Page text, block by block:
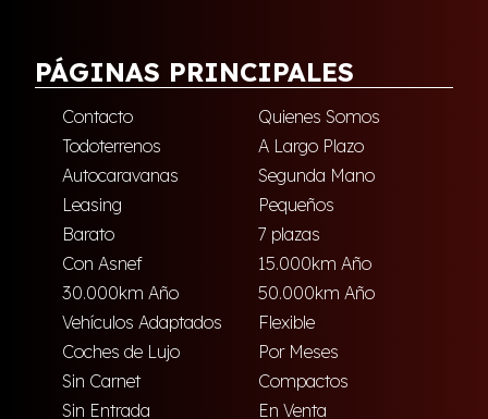
PÁGINAS PRINCIPALES
Contacto
Quienes Somos
Todoterrenos
A Largo Plazo
Autocaravanas
Segunda Mano
Leasing
Pequeños
Barato
7 plazas
Con Asnef
15.000km Año
30.000km Año
50.000km Año
Vehículos Adaptados
Flexible
Coches de Lujo
Por Meses
Sin Carnet
Compactos
Sin Entrada
En Venta